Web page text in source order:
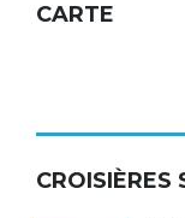
CARTE
CROISIÈRES